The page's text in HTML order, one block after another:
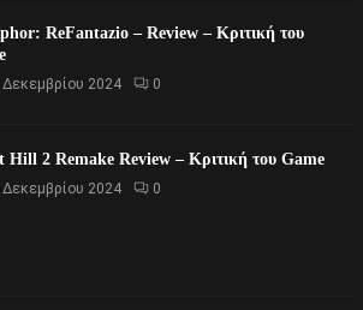
ReFantazio – Review – Κριτική του
Δεκεμβρίου 2024 0
Hill 2 Remake Review – Κριτική του Game
Δεκεμβρίου 2024 0